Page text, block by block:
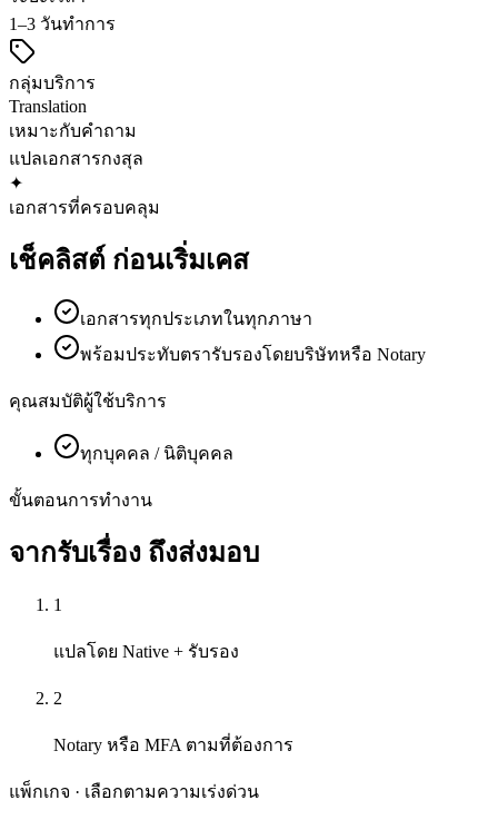
1–3 วันทำการ
กลุ่มบริการ
Translation
เหมาะกับคำถาม
แปลเอกสารกงสุล
✦
เอกสารที่ครอบคลุม
เช็คลิสต์ ก่อนเริ่มเคส
เอกสารทุกประเภทในทุกภาษา
พร้อมประทับตรารับรองโดยบริษัทหรือ Notary
คุณสมบัติผู้ใช้บริการ
ทุกบุคคล / นิติบุคคล
ขั้นตอนการทำงาน
จากรับเรื่อง ถึงส่งมอบ
1
แปลโดย Native + รับรอง
2
Notary หรือ MFA ตามที่ต้องการ
แพ็กเกจ · เลือกตามความเร่งด่วน